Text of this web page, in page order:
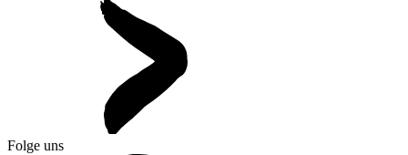
Folge uns